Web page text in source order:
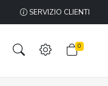
SERVIZIO CLIENTI
0